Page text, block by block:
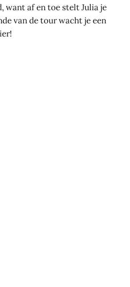
want af en toe stelt Julia je
van de tour wacht je een